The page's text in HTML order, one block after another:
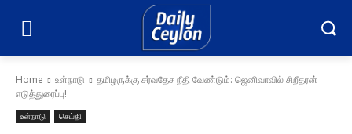
Home உள்நாடு
தமிழருக்கு சர்வதேச நீதி வேண்டும்: ஜெனிவாவில் சிறீதரன்
எடுத்துரைப்பு!
உள்நாடு செய்தி